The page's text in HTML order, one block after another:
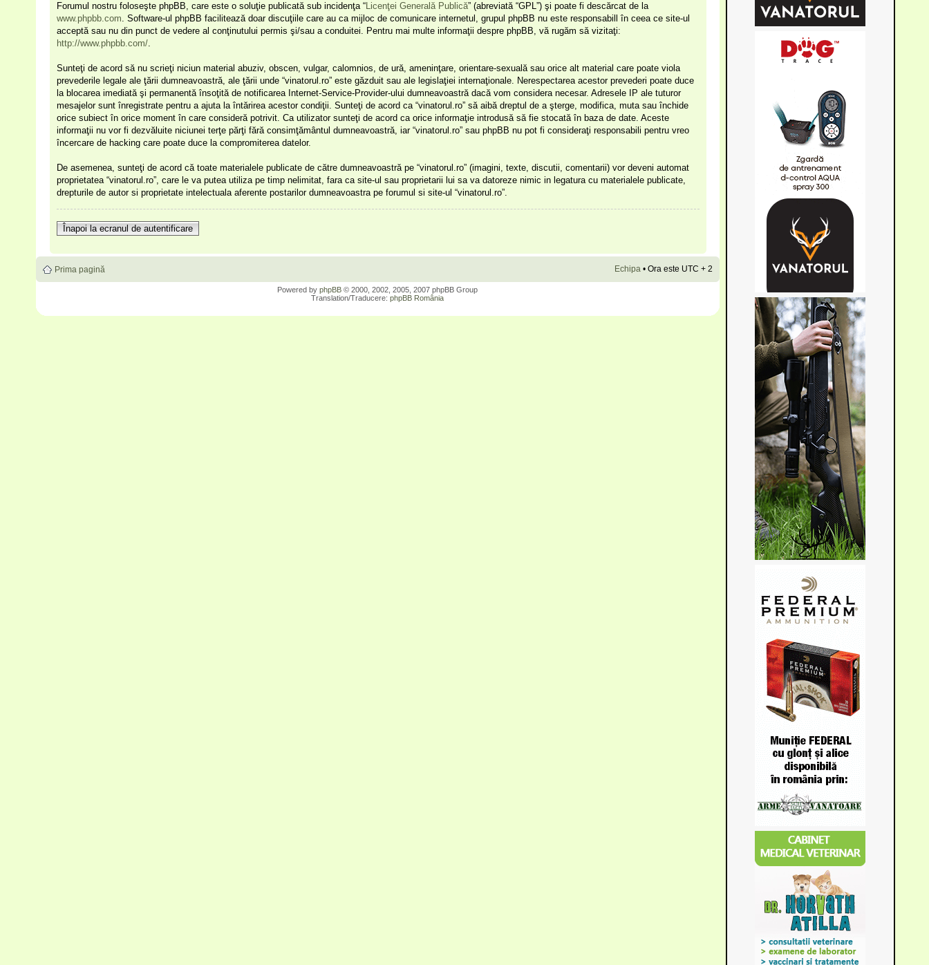
Forumul nostru foloseşte phpBB, care este o soluţie publicată sub incidenţa “Licenţei Generală Publică” (abreviată “GPL”) şi poate fi descărcat de la
www.phpbb.com. Software-ul phpBB facilitează doar discuţiile care au ca mijloc de comunicare internetul, grupul phpBB nu este responsabill în ceea ce site-ul
acceptă sau nu din punct de vedere al conţinutului permis şi/sau a conduitei. Pentru mai multe informaţii despre phpBB, vă rugăm să vizitaţi:
http://www.phpbb.com/.
Sunteţi de acord să nu scrieţi niciun material abuziv, obscen, vulgar, calomnios, de ură, ameninţare, orientare-sexuală sau orice alt material care poate viola
prevederile legale ale ţării dumneavoastră, ale ţării unde “vinatorul.ro” este găzduit sau ale legislaţiei internaţionale. Nerespectarea acestor prevederi poate duce
la blocarea imediată şi permanentă însoţită de notificarea Internet-Service-Provider-ului dumneavoastră dacă vom considera necesar. Adresele IP ale tuturor
mesajelor sunt înregistrate pentru a ajuta la întărirea acestor condiţii. Sunteţi de acord ca “vinatorul.ro” să aibă dreptul de a şterge, modifica, muta sau închide
orice subiect în orice moment în care consideră potrivit. Ca utilizator sunteţi de acord ca orice informaţie introdusă să fie stocată în baza de date. Aceste
informaţii nu vor fi dezvăluite niciunei terţe părţi fără consimţământul dumneavoastră, iar “vinatorul.ro” sau phpBB nu pot fi consideraţi responsabili pentru vreo
încercare de hacking care poate duce la compromiterea datelor.
De asemenea, sunteţi de acord că toate materialele publicate de către dumneavoastră pe “vinatorul.ro” (imagini, texte, discutii, comentarii) vor deveni automat
proprietatea “vinatorul.ro”, care le va putea utiliza pe timp nelimitat, fara ca site-ul sau proprietarii lui sa va datoreze nimic in legatura cu materialele publicate,
drepturile de autor si proprietate intelectuala aferente postarilor dumneavoastra pe forumul si site-ul “vinatorul.ro”.
Înapoi la ecranul de autentificare
Prima pagină Echipa • Ora este UTC + 2
Powered by phpBB © 2000, 2002, 2005, 2007 phpBB Group
Translation/Traducere: phpBB România